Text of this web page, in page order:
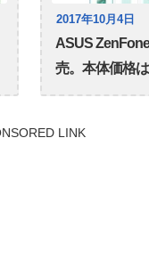
2017年10月4日
ASUS
売。本体価格
LINK